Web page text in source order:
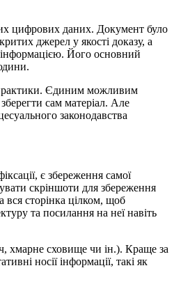
цифрових даних. Документ було
джерел у якості доказу, а
інформацією. Його основний
практики. Єдиним можливим
сам матеріал. Але
законодавства
є збереження самої
скріншоти для збереження
сторінка цілком, щоб
та посилання на неї навіть
хмарне сховище чи ін.). Краще за
носії інформації, такі як